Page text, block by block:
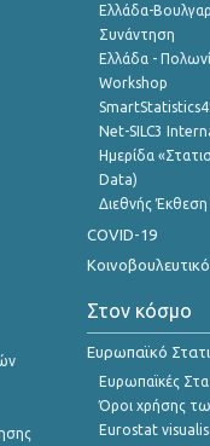
Ελλάδα-
Συνάντηση
Ελλάδα -
Workshop
Net-SILC3
Ημερίδα
Data)
Διεθνής
COVID-19
Στον κόσμο
Ευρωπαϊκό
Ευρωπαϊκές
Όροι χρήσης
Eurostat